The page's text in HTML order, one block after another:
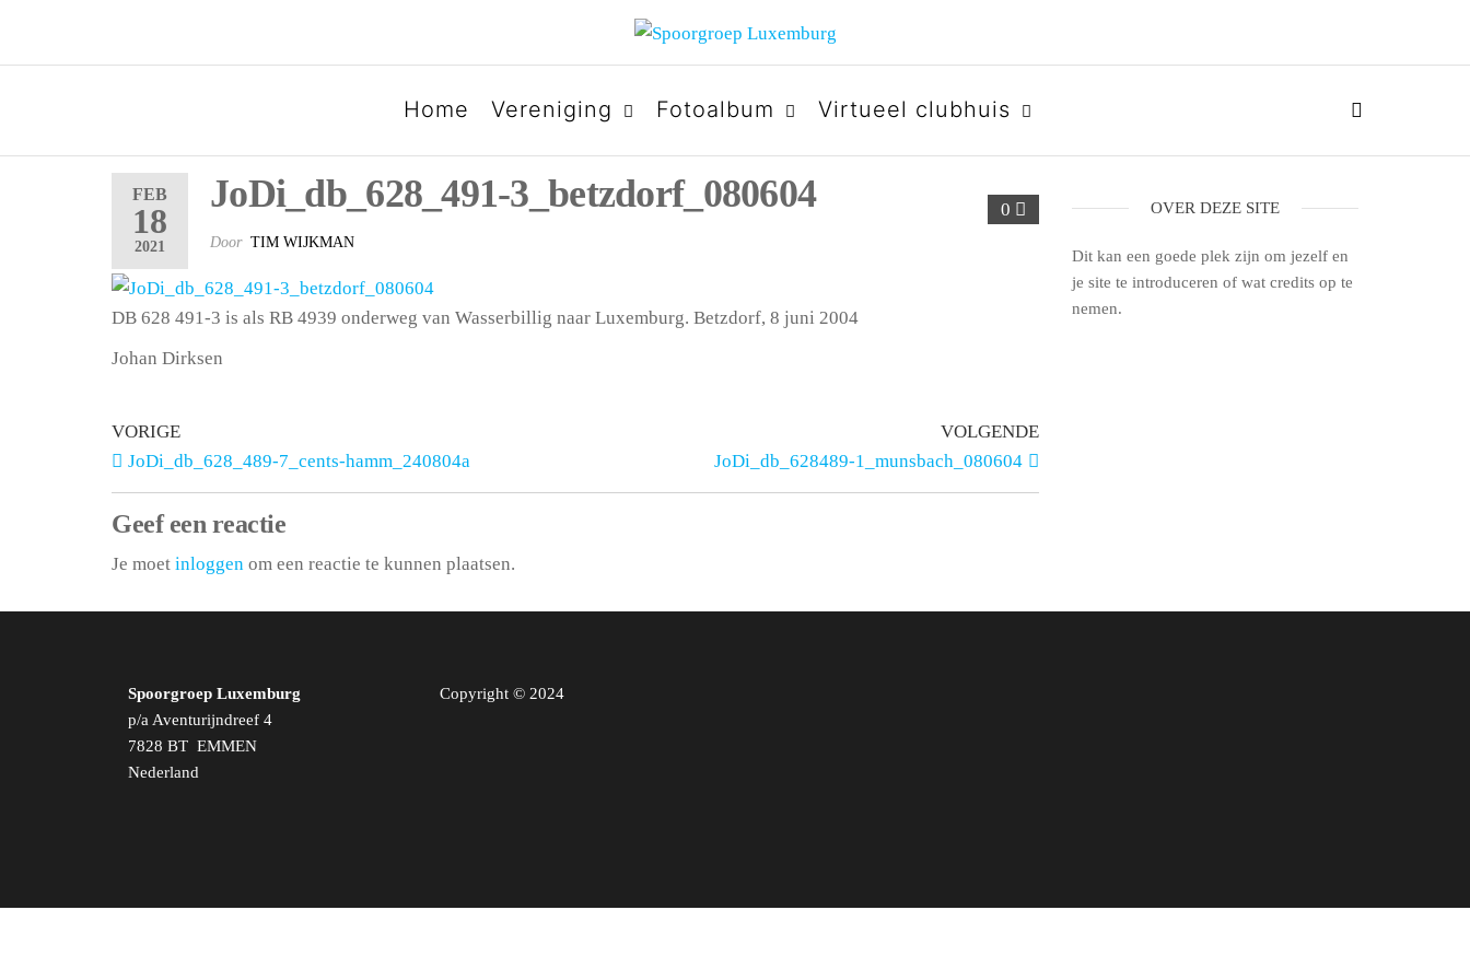
SPOORGROEP LUXEMBURG
Home Vereniging Fotoalbum Virtueel clubhuis
FEB
18
2021
0
JoDi_db_628_491-3_betzdorf_080604
Door TIM WIJKMAN
DB 628 491-3 is als RB 4939 onderweg van Wasserbillig naar Luxemburg. Betzdorf, 8 juni 2004
Johan Dirksen
VORIGE
JoDi_db_628_489-7_cents-hamm_240804a
VOLGENDE
JoDi_db_628489-1_munsbach_080604
Geef een reactie
Je moet inloggen om een reactie te kunnen plaatsen.
OVER DEZE SITE
Dit kan een goede plek zijn om jezelf en
je site te introduceren of wat credits op te
nemen.
Spoorgroep Luxemburg
p/a Aventurijndreef 4
7828 BT EMMEN
Nederland
Copyright © 2024